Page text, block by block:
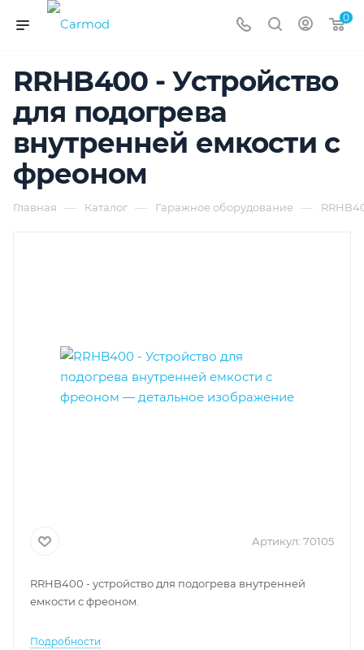
0
RRHB400 - Устройство
для подогрева
внутренней емкости с
фреоном
Главная — Каталог — Гаражное оборудование —
Артикул: 70105
RRHB400 - устройство для подогрева внутренней
емкости с фреоном.
Подробности